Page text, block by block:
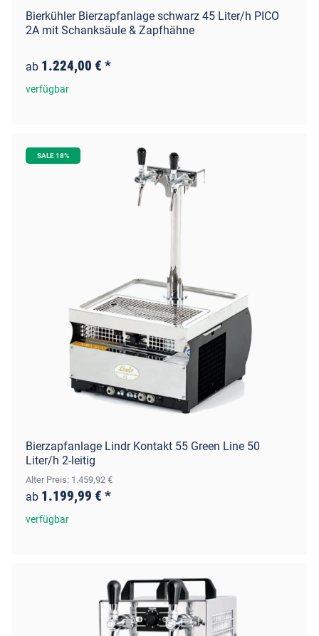
Bierkühler Bierzapfanlage schwarz 45 Liter/h PICO
2A mit Schanksäule & Zapfhähne
ab 1.224,00 € *
verfügbar
SALE 18%
Bierzapfanlage Lindr Kontakt 55 Green Line 50
Liter/h 2-leitig
Alter Preis: 1.459,92 €
ab 1.199,99 € *
verfügbar